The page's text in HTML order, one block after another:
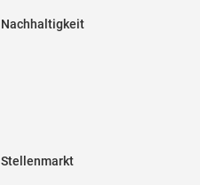
Nachhaltigkeit
Stellenmarkt